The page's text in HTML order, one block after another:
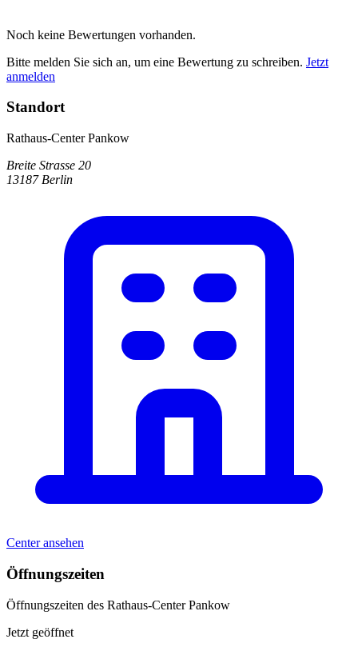
Noch keine Bewertungen vorhanden.
Bitte melden Sie sich an, um eine Bewertung zu schreiben. Jetzt
anmelden
Standort
Rathaus-Center Pankow
Breite Strasse 20
13187 Berlin
Center ansehen
Öffnungszeiten
Öffnungszeiten des Rathaus-Center Pankow
Jetzt geöffnet